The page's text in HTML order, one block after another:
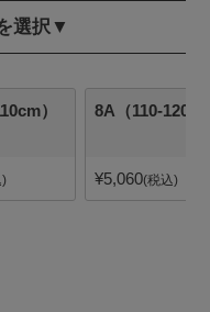
選択▼
） 8A（110-
¥5,060 税込